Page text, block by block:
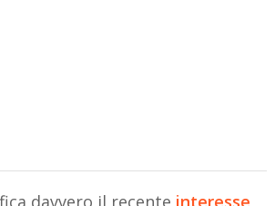
davvero il recente interesse